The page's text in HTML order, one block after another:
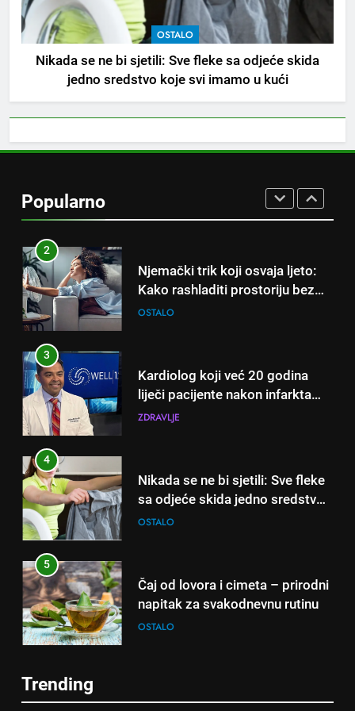
OSTALO
Nikada se ne bi sjetili: Sve fleke sa odjeće skida
jedno sredstvo koje svi imamo u kući
Popularno
8
Piće od smreke – prirodni
napitak koji se često spominje
kod šećerne bolesti
OSTALO
1
čak će se i “suhi štap”
ukorijeniti! Stari vrtlarski trik koji
iskusni baštovani čuvaju
2
Njemački trik koji osvaja ljeto:
Kako rashladiti prostoriju bez
klime i velikih računa za struju!
OSTALO
3
Kardiolog koji već 20 godina
liječi pacijente nakon infarkta
otkrio: Ove 4 jutarnje navike
dana!
ZDRAVLJE
4
Nikada se ne bi sjetili: Sve fleke
sa odjeće skida jedno sredstvo
koje svi imamo u kući
OSTALO
5
Čaj od lovora i cimeta – prirodni
napitak za svakodnevnu rutinu
OSTALO
Trending
5